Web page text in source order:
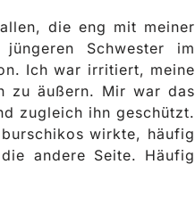
die eng mit meiner
Schwester im
Ich war irritiert, meine
zu äußern. Mir war das
zugleich ihn geschützt.
wirkte, häufig
andere Seite. Häufig